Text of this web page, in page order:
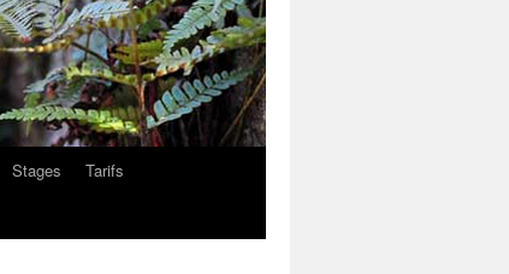
Stages
Tarifs